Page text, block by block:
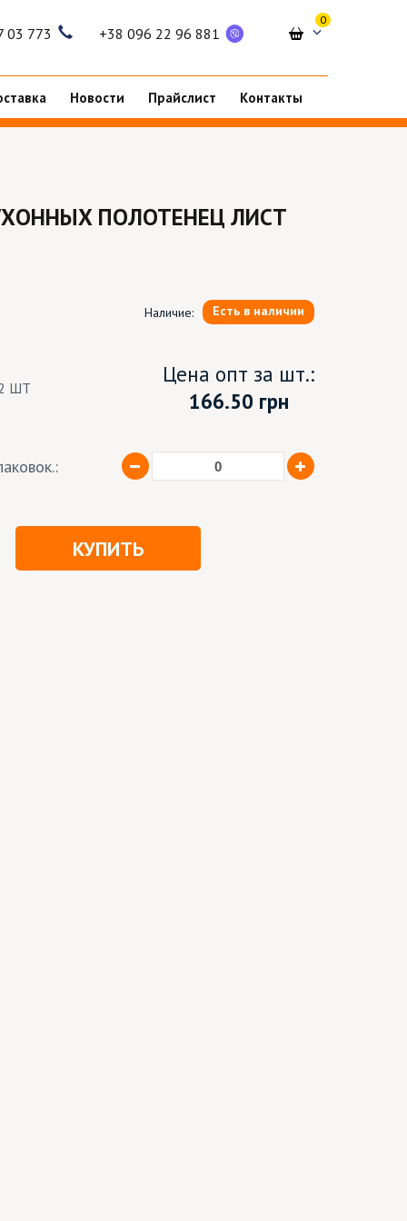
03 773 +38 096 22 96 881
0
Новости Прайслист Контакты
ПОЛОТЕНЕЦ ЛИСТ
Наличие: Есть в наличии
ШТ
Цена опт за шт.:
166.50 грн
КУПИТЬ